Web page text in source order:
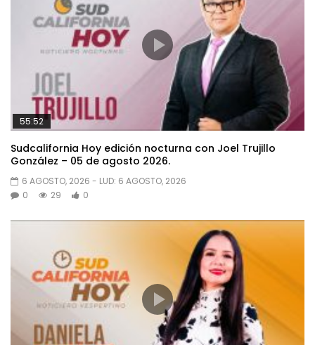
55:52
Sudcalifornia Hoy edición nocturna con Joel Trujillo
González – 05 de agosto 2026.
6 AGOSTO, 2026 - LUD: 6 AGOSTO, 2026
0
29 0